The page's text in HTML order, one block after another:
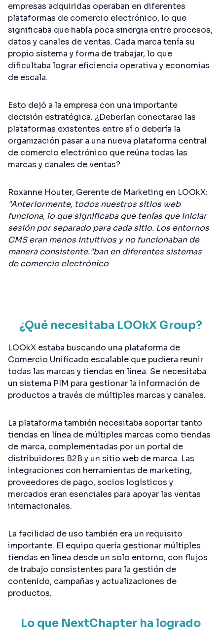
empresas adquiridas operaban en diferentes
plataformas de comercio electrónico, lo que
significaba que había poca sinergia entre procesos,
datos y canales de ventas. Cada marca tenía su
propio sistema y forma de trabajar, lo que
dificultaba lograr eficiencia operativa y economías
de escala.
Esto dejó a la empresa con una importante
decisión estratégica. ¿Deberían conectarse las
plataformas existentes entre sí o debería la
organización pasar a una nueva plataforma central
de comercio electrónico que reúna todas las
marcas y canales de ventas?
Roxanne Houter, Gerente de Marketing en LOOkX:
"Anteriormente, todos nuestros sitios web
funciona, lo que significaba que tenías que iniciar
sesión por separado para cada sitio. Los entornos
CMS eran menos intuitivos y no funcionaban de
manera consistente."ban en diferentes sistemas
de comercio electrónico
¿Qué necesitaba LOOkX Group?
LOOkX estaba buscando una plataforma de
Comercio Unificado escalable que pudiera reunir
todas las marcas y tiendas en línea. Se necesitaba
un sistema PIM para gestionar la información de
productos a través de múltiples marcas y canales.
La plataforma también necesitaba soportar tanto
tiendas en línea de múltiples marcas como tiendas
de marca, complementadas por un portal de
distribuidores B2B y un sitio web de marca. Las
integraciones con herramientas de marketing,
proveedores de pago, socios logísticos y
mercados eran esenciales para apoyar las ventas
internacionales.
La facilidad de uso también era un requisito
importante. El equipo quería gestionar múltiples
tiendas en línea desde un solo entorno, con flujos
de trabajo consistentes para la gestión de
contenido, campañas y actualizaciones de
productos.
Lo que NextChapter ha logrado